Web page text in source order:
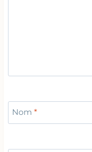
Nom *